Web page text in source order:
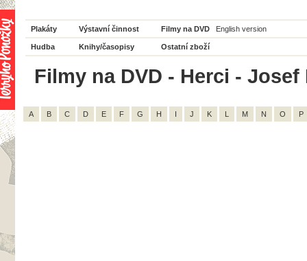
Plakáty Výstavní činnost Filmy na DVD English version
Hudba Knihy/časopisy Ostatní zboží
Filmy na DVD - Herci -
A B C D E F G H I J K L M N O P